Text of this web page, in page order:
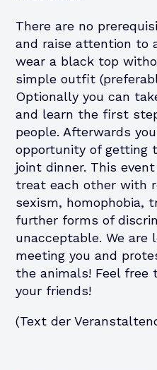
There are no
and raise attention to
wear a black top
simple outfit
Optionally you can
and learn the first
people. Afterwards
opportunity of getting
joint dinner. This
treat each other with
sexism, homophobia,
further forms of
unacceptable. We are
meeting you and
the animals! Feel free
your friends!
(Text der